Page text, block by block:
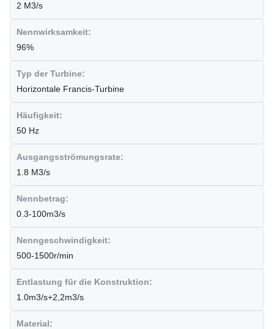
2 M3/s
Nennwirksamkeit:
96%
Typ der Turbine:
Horizontale Francis-Turbine
Häufigkeit:
50 Hz
Ausgangsströmungsrate:
1.8 M3/s
Nennbetrag:
0.3-100m3/s
Nenngeschwindigkeit:
500-1500r/min
Entlastung für die Konstruktion:
1.0m3/s+2,2m3/s
Material: